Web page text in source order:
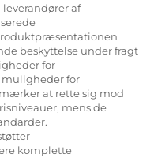
af
beskyttelse under fragt
for
for
at rette sig mod
mens de
komplette